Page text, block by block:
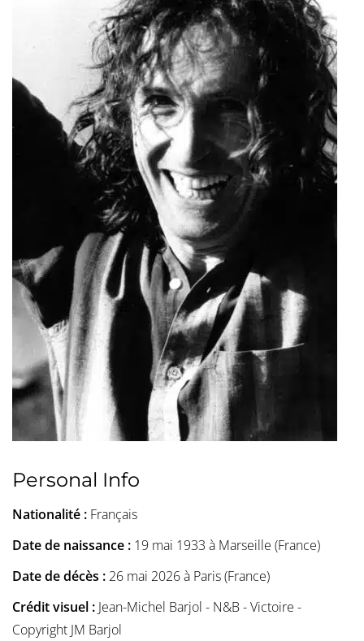
Personal Info
Nationalité : Français
Date de naissance : 19 mai 1933 à Marseille (France)
Date de décès : 26 mai 2026 à Paris (France)
Crédit visuel : Jean-Michel Barjol - N&B - Victoire -
Copyright JM Barjol